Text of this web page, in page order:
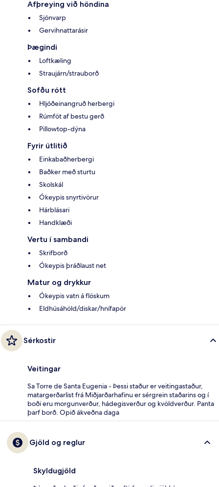
Afþreying við höndina
Sjónvarp
Gervihnattarásir
Þægindi
Loftkæling
Straujárn/strauborð
Sofðu rótt
Hljóðeinangruð herbergi
Rúmföt af bestu gerð
Pillowtop-dýna
Fyrir útlitið
Einkabaðherbergi
Baðker með sturtu
Skolskál
Ókeypis snyrtivörur
Hárblásari
Handklæði
Vertu í sambandi
Skrifborð
Ókeypis þráðlaust net
Matur og drykkur
Ókeypis vatn á flöskum
Eldhúsáhöld/diskar/hnífapör
Sérkostir
Veitingar
Sa Torre de Santa Eugenia - Þessi staður er veitingastaður,
matargerðarlist frá Miðjarðarhafinu er sérgrein staðarins og í
boði eru morgunverður, hádegisverður og kvöldverður. Panta
þarf borð. Opið ákveðna daga
Gjöld og reglur
Skyldugjöld